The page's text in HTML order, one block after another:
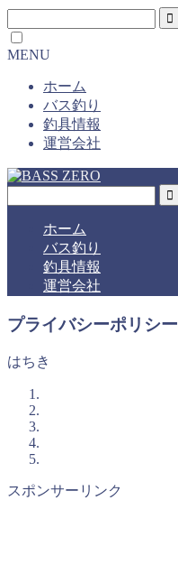
MENU
ホーム
バス釣り
釣具情報
運営会社
ホーム
バス釣り
釣具情報
運営会社
プライバシーポリシー
はちき
スポンサーリンク